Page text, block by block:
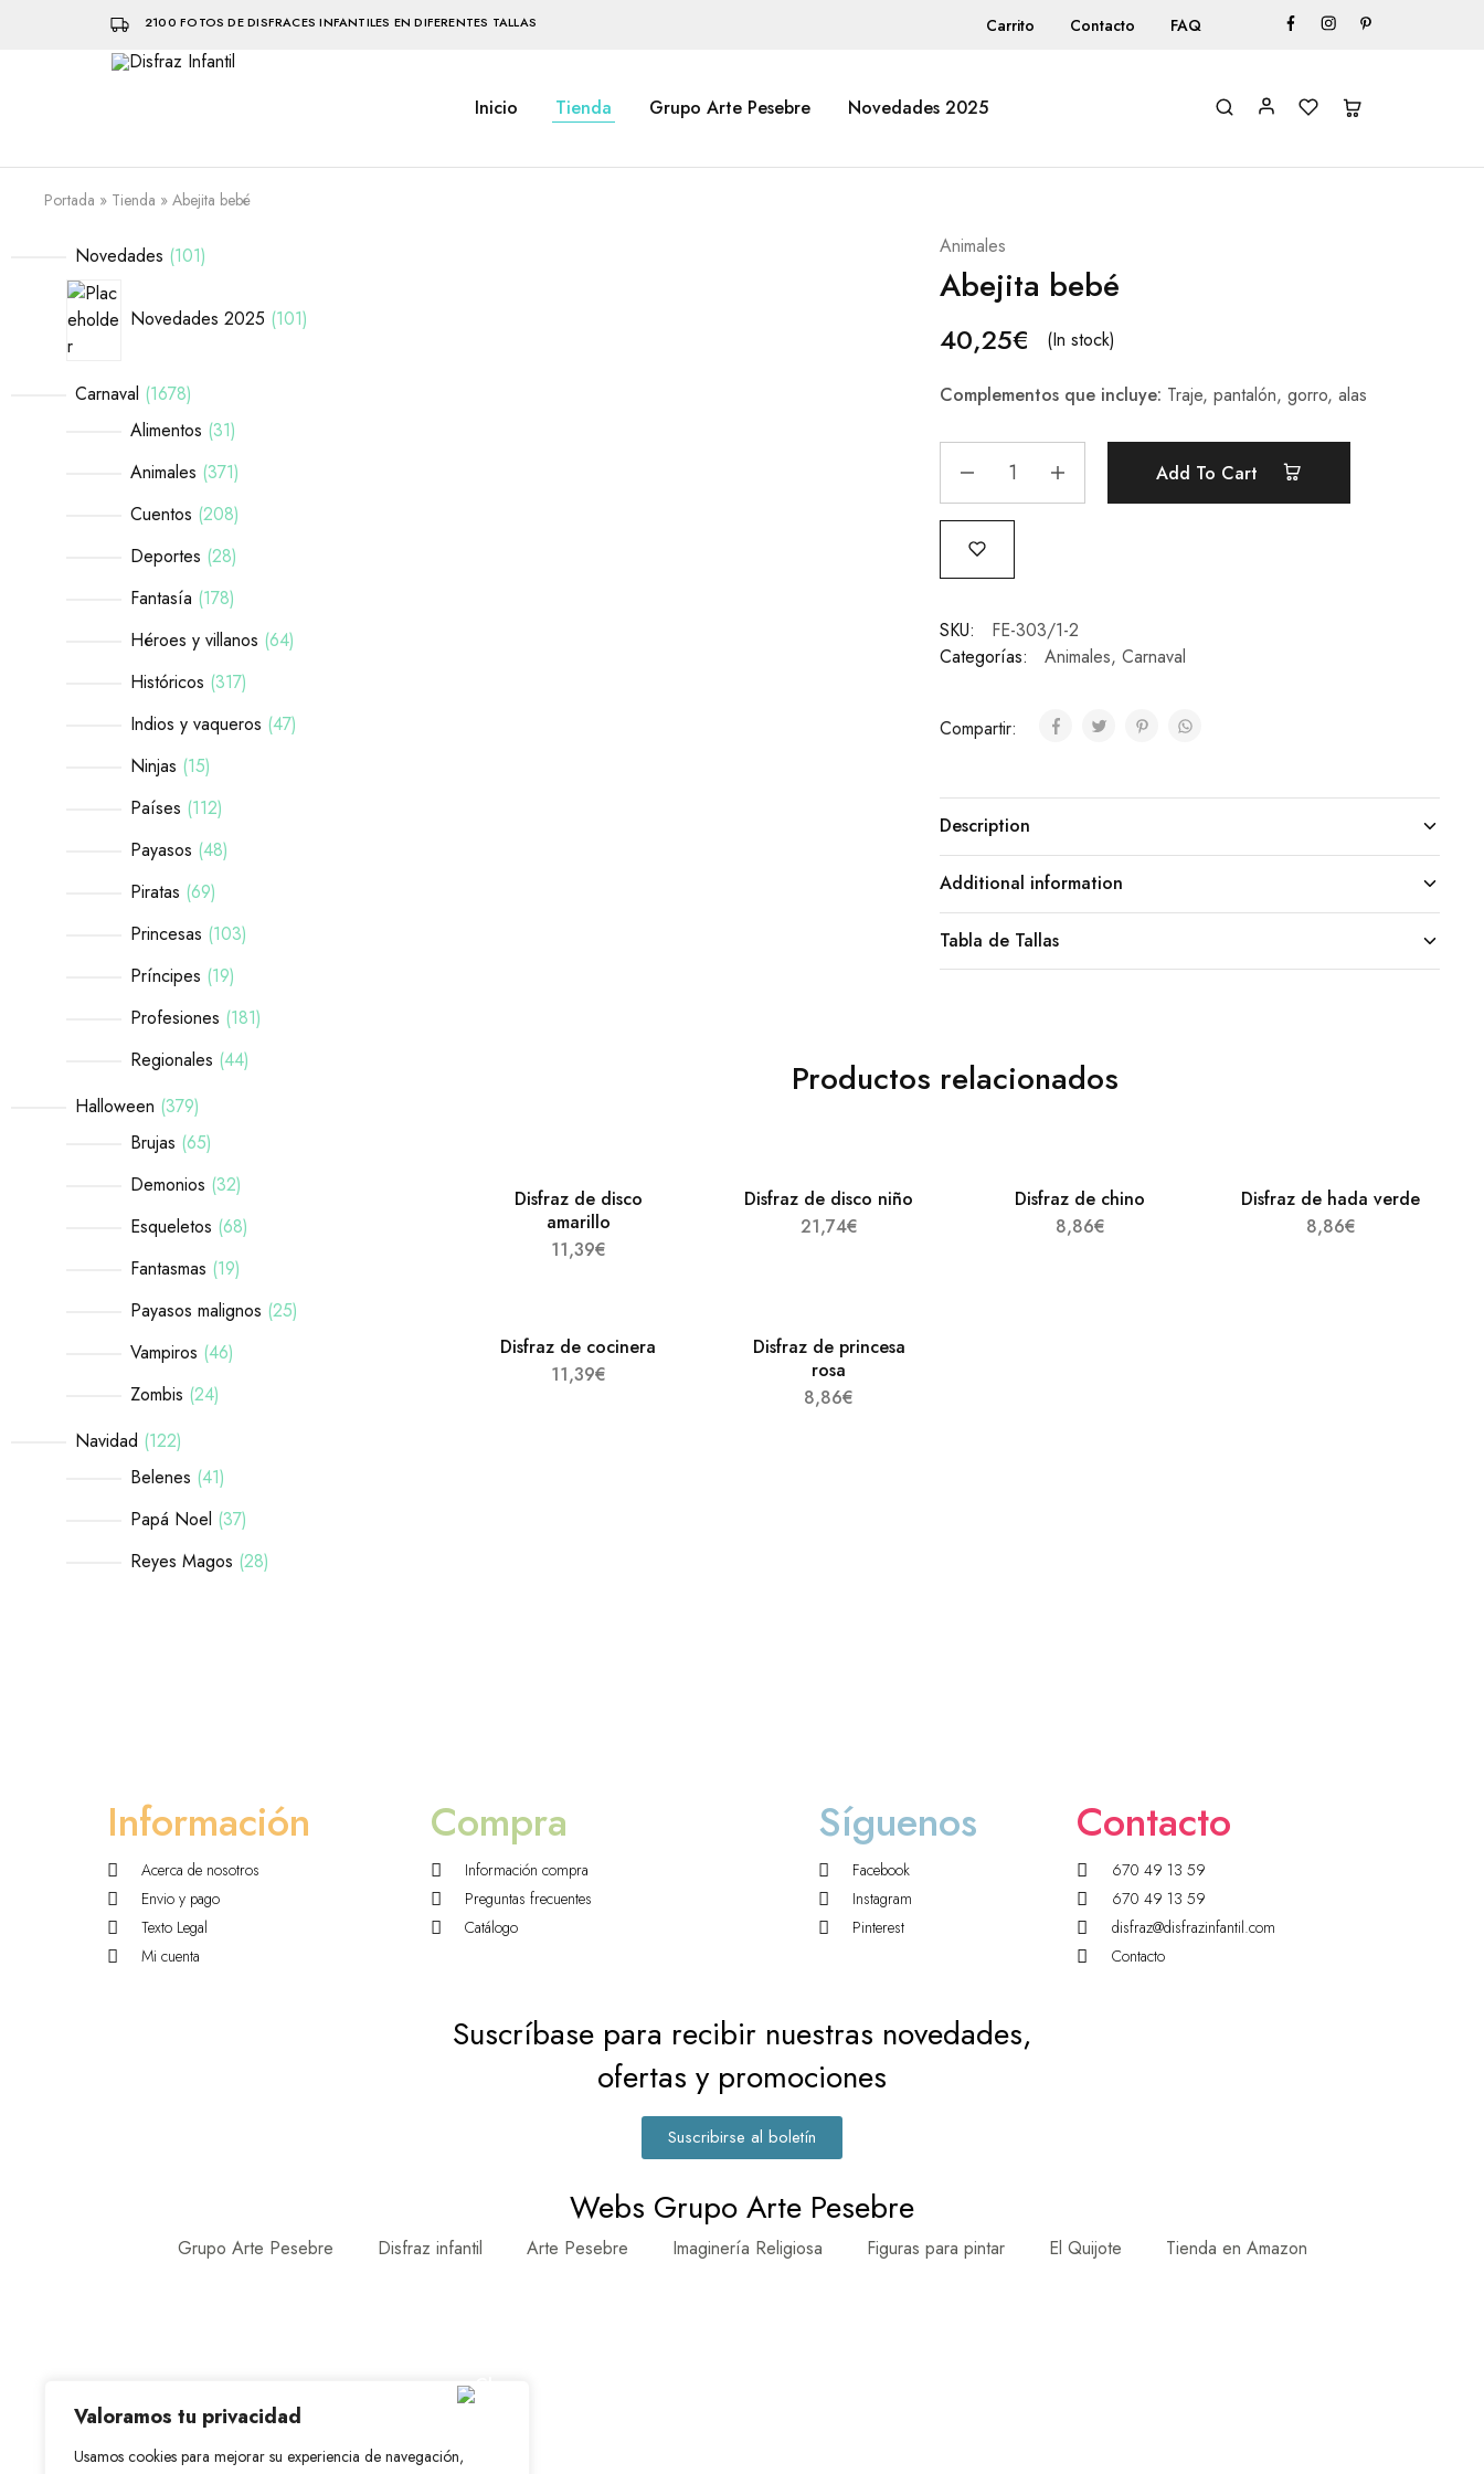
Valoramos tu privacidad
Usamos cookies para mejorar su experiencia de navegación,
2100 FOTOS DE DISFRACES INFANTILES EN DIFERENTES TALLAS Carrito Contacto FAQ
hacen
la
Inicio Tienda Grupo Arte Pesebre Novedades 2025
Portada » Tienda » Abejita bebé
Animales
Abejita bebé
40,25€ (In stock)
Complementos que incluye: Traje, pantalón, gorro, alas
Add To Cart
SKU:
FE-303/1-2
Categorías:
Animales, Carnaval
Compartir:
Description
Additional information
Tabla de Tallas
Productos relacionados
Disfraz de disco
amarillo
11,39€
Disfraz de disco niño
21,74€
Disfraz de chino
8,86€
Disfraz de hada verde
8,86€
Disfraz de cocinera
11,39€
Disfraz de princesa
rosa
8,86€
Novedades 101
Novedades 2025 101
Carnaval 1678
Alimentos 31
Animales 371
Cuentos 208
Deportes 28
Fantasía 178
Héroes y villanos 64
Históricos 317
Indios y vaqueros 47
Ninjas 15
Países 112
Payasos 48
Piratas 69
Princesas 103
Príncipes 19
Profesiones 181
Regionales 44
Halloween 379
Brujas 65
Demonios 32
Esqueletos 68
Fantasmas 19
Payasos malignos 25
Vampiros 46
Zombis 24
Navidad 122
Belenes 41
Papá Noel 37
Reyes Magos 28
Información
Acerca de nosotros
Envio y pago
Texto Legal
Mi cuenta
Compra
Información compra
Preguntas frecuentes
Catálogo
Síguenos
Facebook
Instagram
Pinterest
Contacto
670 49 13 59
670 49 13 59
disfraz@disfrazinfantil.com
Contacto
Suscríbase para recibir nuestras novedades,
ofertas y promociones
Suscribirse al boletín
Webs Grupo Arte Pesebre
Grupo Arte Pesebre Disfraz infantil Arte Pesebre Imaginería Religiosa Figuras para pintar El Quijote Tienda en Amazon